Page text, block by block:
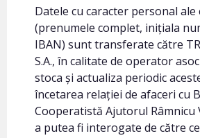
Datele cu caracter personal
(prenumele complet, inițiala
IBAN) sunt transferate către
S.A., în calitate de operator
stoca și actualiza periodic
încetarea relației de afaceri cu
Cooperatistă Ajutorul Râmnicu
a putea fi interogate de către